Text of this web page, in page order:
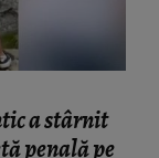
a stârnit
penală pe